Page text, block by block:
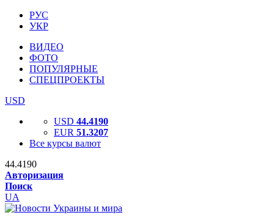
РУС
УКР
ВИДЕО
ФОТО
ПОПУЛЯРНЫЕ
СПЕЦПРОЕКТЫ
USD
USD 44.4190
EUR 51.3207
Все курсы валют
44.4190
Авторизация
Поиск
UA